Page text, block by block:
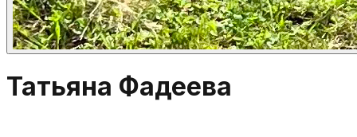
Татьяна Фадеева